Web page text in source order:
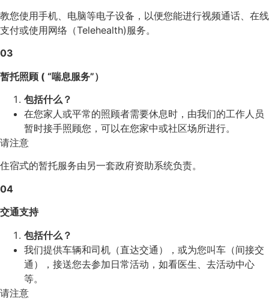
教您使用手机、电脑等电子设备，以便您能进行视频通话、在线
支付或使用网络（Telehealth)服务。
03
暂托照顾 ( “喘息服务”）
包括什么？
在您家人或平常的照顾者需要休息时，由我们的工作人员
暂时接手照顾您，可以在您家中或社区场所进行。
请注意
住宿式的暂托服务由另一套政府资助系统负责。
04
交通支持
包括什么？
我们提供车辆和司机（直达交通），或为您叫车（间接交
通），接送您去参加日常活动，如看医生、去活动中心
等。
请注意